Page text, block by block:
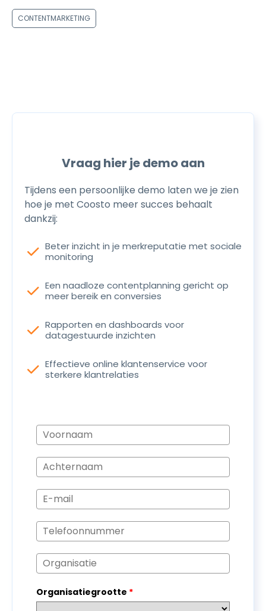
CONTENTMARKETING
Vraag hier je demo aan
Tijdens een persoonlijke demo laten we je zien
hoe je met Coosto meer succes behaalt
dankzij:
check Beter inzicht in je merkreputatie met sociale
monitoring
Een naadloze contentplanning gericht op
meer bereik en conversies
check
Rapporten en dashboards voor
datagestuurde inzichten
check
Effectieve online klantenservice voor
sterkere klantrelaties
check
Organisatiegrootte *